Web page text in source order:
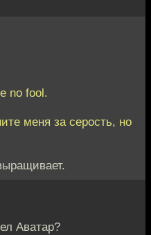
no fool.
меня за серость, но
Аватар?